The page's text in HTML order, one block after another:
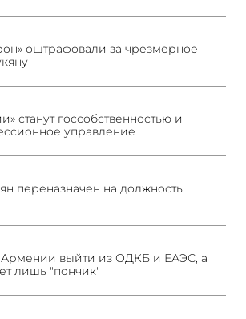
оштрафовали за чрезмерное
станут госсобственностью и
управление
переназначен на должность
Армении выйти из ОДКБ и ЕАЭС, а
лишь "пончик"